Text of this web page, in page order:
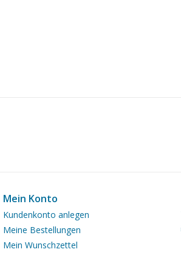
Mein Konto
Kundenkonto anlegen
Meine Bestellungen
Mein Wunschzettel